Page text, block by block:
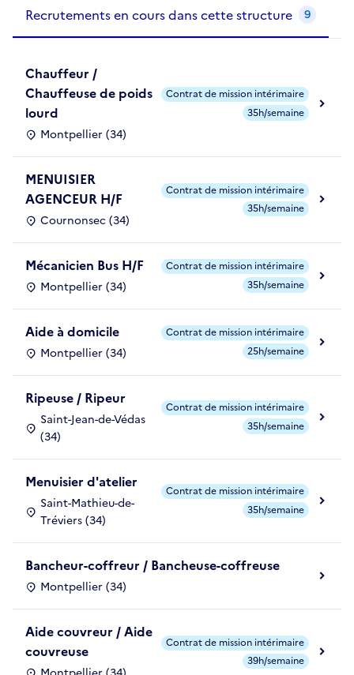
Recrutements en cours dans cette structure 9
Chauffeur /
Chauffeuse de poids
lourd
Montpellier (34)
Contrat de mission intérimaire
35h/semaine
MENUISIER
AGENCEUR H/F
Cournonsec (34)
Contrat de mission intérimaire
35h/semaine
Mécanicien Bus H/F
Montpellier (34)
Contrat de mission intérimaire
35h/semaine
Aide à domicile
Montpellier (34)
Contrat de mission intérimaire
25h/semaine
Ripeuse / Ripeur
Saint-Jean-de-Védas
(34)
Contrat de mission intérimaire
35h/semaine
Menuisier d'atelier
Saint-Mathieu-de-
Tréviers (34)
Contrat de mission intérimaire
35h/semaine
Bancheur-coffreur / Bancheuse-coffreuse
Montpellier (34)
Aide couvreur / Aide
couvreuse
Contrat de mission intérimaire
39h/semaine